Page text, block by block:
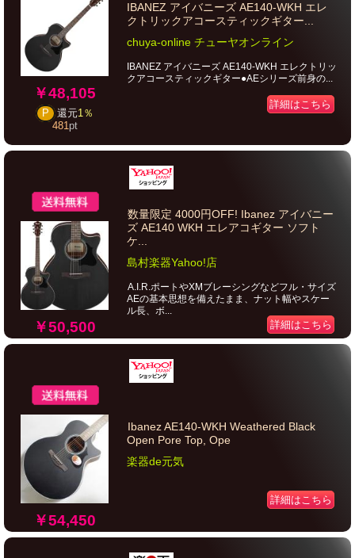
￥48,105
P 還元1％
481pt
IBANEZ アイバニーズ AE140-WKH エレ
クトリックアコースティックギター...
chuya-online チューヤオンライン
IBANEZ アイバニーズ AE140-WKH エレクトリッ
クアコースティックギター●AEシリーズ前身の...
詳細はこちら
￥50,500
数量限定 4000円OFF! Ibanez アイバニー
ズ AE140 WKH エレアコギター ソフト
ケ...
島村楽器Yahoo!店
A.I.R.ポートやXMブレーシングなどフル・サイズ
AEの基本思想を備えたまま、ナット幅やスケー
ル長、ボ...
詳細はこちら
￥54,450
Ibanez AE140-WKH Weathered Black
Open Pore Top, Ope
楽器de元気
詳細はこちら